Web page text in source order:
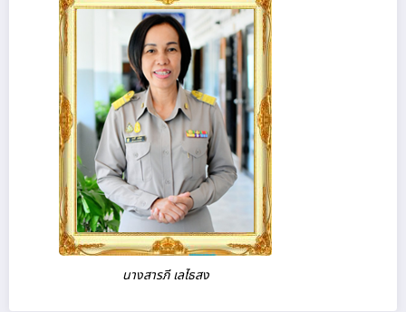
นางสารภี เลไธสง